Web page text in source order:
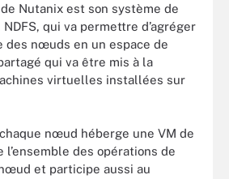
Nutanix est son système de
qui va permettre d’agréger
des nœuds en un espace de
qui va être mis à la
virtuelles installées sur
nœud héberge une VM de
des opérations de
et participe aussi au